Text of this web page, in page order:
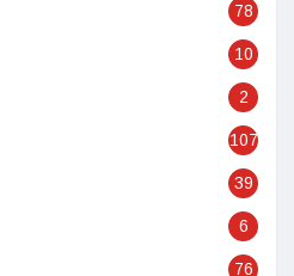
78
10
2
107
39
6
76